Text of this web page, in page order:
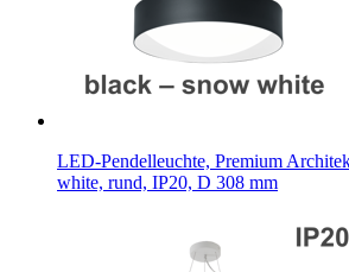
LED-Pendelleuchte, Premium
white, rund, IP20, D 308 mm